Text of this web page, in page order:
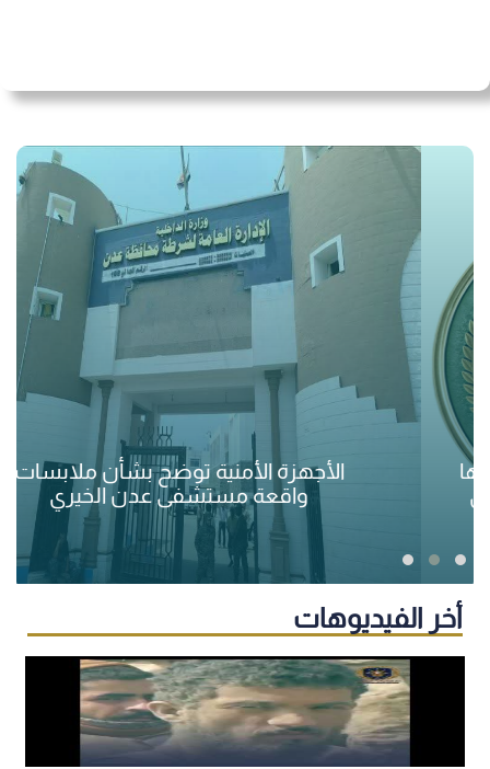
الأجهزة الأمنية توضح بشأن ملابسات
واقعة مستشفى عدن الخيري
أخر الفيديوهات